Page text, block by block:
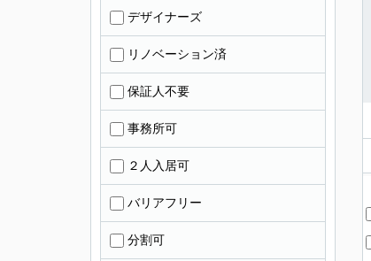
デザイナーズ
リノベーション済
保証人不要
事務所可
２人入居可
バリアフリー
分割可